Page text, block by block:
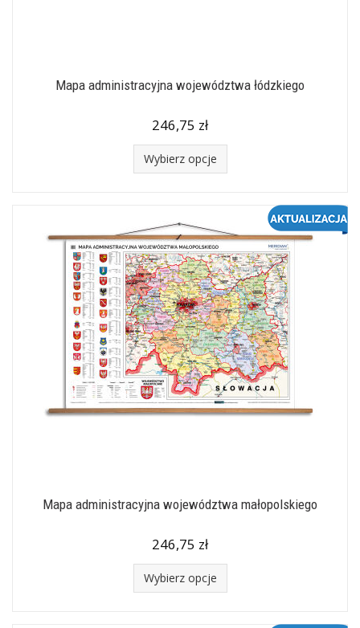
Mapa administracyjna województwa łódzkiego
246,75 zł
Wybierz opcje
Mapa administracyjna województwa małopolskiego
246,75 zł
Wybierz opcje